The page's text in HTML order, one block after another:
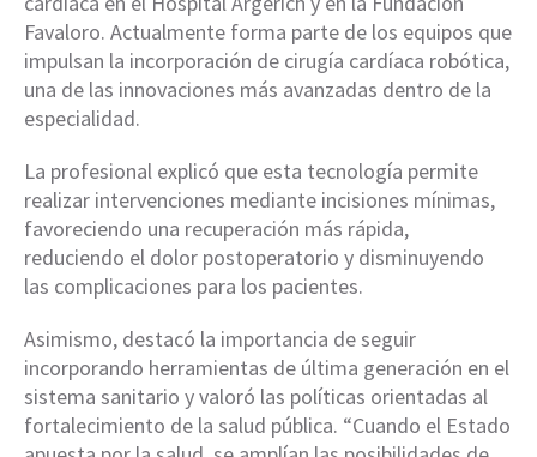
Favaloro. Actualmente forma parte de los equipos que
impulsan la incorporación de cirugía cardíaca robótica,
una de las innovaciones más avanzadas dentro de la
especialidad.
La profesional explicó que esta tecnología permite
realizar intervenciones mediante incisiones mínimas,
favoreciendo una recuperación más rápida,
reduciendo el dolor postoperatorio y disminuyendo
las complicaciones para los pacientes.
Asimismo, destacó la importancia de seguir
incorporando herramientas de última generación en el
sistema sanitario y valoró las políticas orientadas al
fortalecimiento de la salud pública. “Cuando el Estado